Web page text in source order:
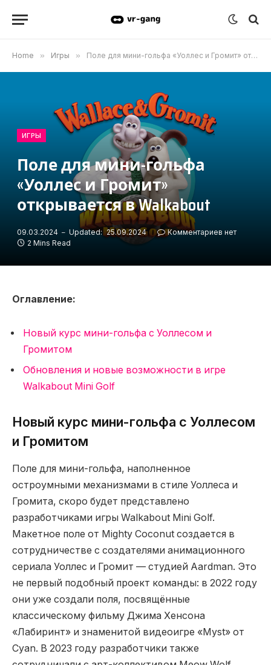
Home » Игры » Поле для мини-гольфа «Уоллес и Громит» открывается в Walkabout
ИГРЫ
Поле для мини-гольфа
«Уоллес и Громит»
открывается в Walkabout
09.03.2024 Updated: 25.09.2024
Комментариев нет
2 Mins Read
Оглавление:
Новый курс мини-гольфа с Уоллесом и
Громитом
Обновления и новые возможности в игре
Walkabout Mini Golf
Новый курс мини-гольфа с Уоллесом
и Громитом
Поле для мини-гольфа, наполненное
остроумными механизмами в стиле Уоллеса и
Громита, скоро будет представлено
разработчиками игры Walkabout Mini Golf.
Макетное поле от Mighty Coconut создается в
сотрудничестве с создателями анимационного
сериала Уоллес и Громит — студией Aardman. Это
не первый подобный проект команды: в 2022 году
они уже создали поля, посвящённые
классическому фильму Джима Хенсона
«Лабиринт» и знаменитой видеоигре «Myst» от
Cyan. В 2023 году разработчики также